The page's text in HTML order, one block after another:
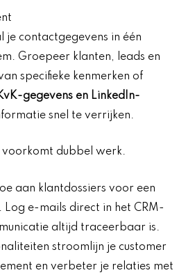
je contactgegevens in één
Groepeer klanten, leads en
specifieke kenmerken of
gegevens en LinkedIn-
snel te verrijken.
dubbel werk.
aan klantdossiers voor een
e-mails direct in het CRM-
altijd traceerbaar is.
stroomlijn je customer
en verbeter je relaties met